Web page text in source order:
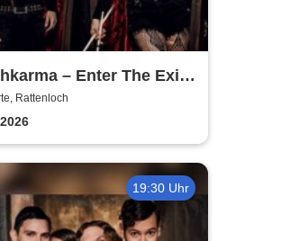
– Enter The Exit
Rattenloch
19:30 Uhr